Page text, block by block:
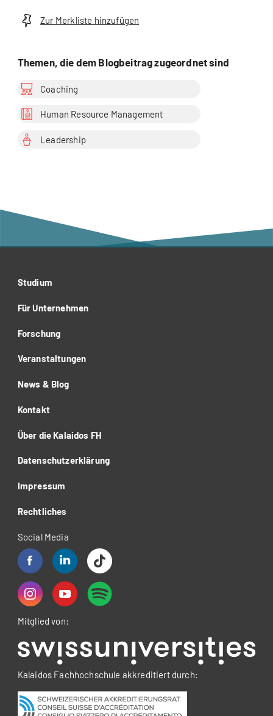
Zur Merkliste hinzufügen
Themen, die dem Blogbeitrag zugeordnet sind
Coaching
Human Resource Management
Leadership
Studium
Für Unternehmen
Forschung
Veranstaltungen
News & Blog
Kontakt
Über die Kalaidos FH
Datenschutzerklärung
Impressum
Rechtliches
Social Media
Mitglied von:
Kalaidos Fachhochschule akkreditiert durch: